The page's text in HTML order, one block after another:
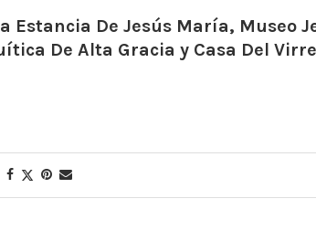
Estancia De Jesús María, Museo
De Alta Gracia y Casa Del